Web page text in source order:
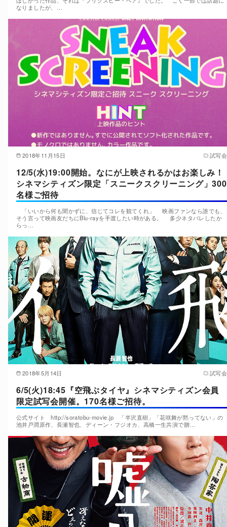
なりましたが、…
2018年11月15日 試写会
12/5(水)19:00開始。なにが上映されるかはお楽しみ！
シネマシティズン限定「スニークスクリーニング」300
名様ご招待
「いいから何も聞かずに、信じてコレを観てくれ」 映画ファンなら誰でも、
そう言って映画友だちにBlu-rayを手渡したい時がある。 多少ネタバレしたか
らっ…
2018年5月14日 試写会
6/5(火)18:45『空飛ぶタイヤ』シネマシティズン会員
限定試写会開催。170名様ご招待。
公式サイト http://soratobu-movie.jp 「半沢直樹」「花咲舞が黙ってない」の
池井戸潤原作、長瀬智也、ディーン・フジオカ、高橋一生共演で贈…